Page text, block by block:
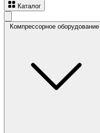
Каталог
Компрессорное оборудование